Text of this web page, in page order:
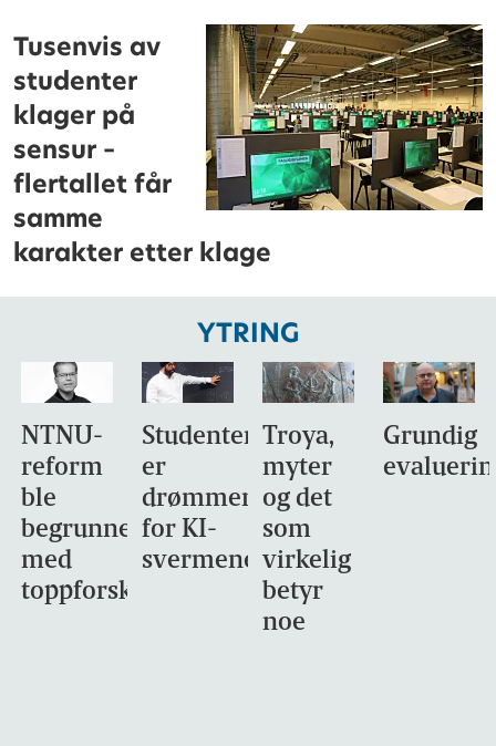
Tusenvis av
studenter
klager på
sensur –
flertallet får
samme
karakter etter klage
YTRING
NTNU-
reform
ble
begrunnet
med
toppforskning
Studentene
er
drømmemålet
for KI-
svermene
Troya,
myter
og det
som
virkelig
betyr
noe
Grundig